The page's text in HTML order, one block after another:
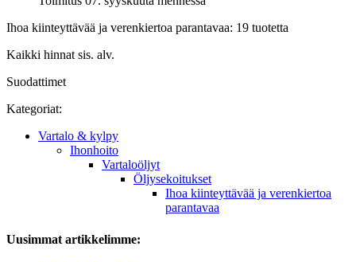
Ihoa kiinteyttävää ja verenkiertoa parantavaa: 19 tuotetta
Kaikki hinnat sis. alv.
Suodattimet
Kategoriat:
Vartalo & kylpy
Ihonhoito
Vartaloöljyt
Öljysekoitukset
Ihoa kiinteyttävää ja verenkiertoa
parantavaa
Uusimmat artikkelimme: